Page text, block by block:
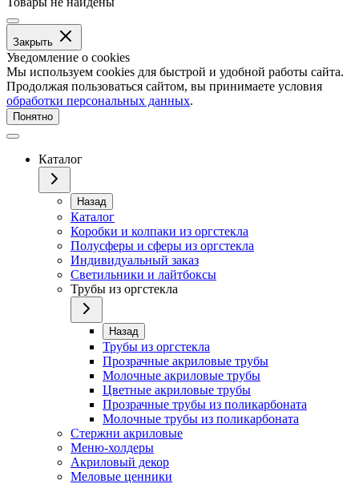
Закрыть
Уведомление о cookies
Мы используем cookies для быстрой и удобной работы сайта.
Продолжая пользоваться сайтом, вы принимаете условия
обработки персональных данных.
Понятно
Каталог
Назад
Каталог
Коробки и колпаки из оргстекла
Полусферы и сферы из оргстекла
Индивидуальный заказ
Светильники и лайтбоксы
Трубы из оргстекла
Назад
Трубы из оргстекла
Прозрачные акриловые трубы
Молочные акриловые трубы
Цветные акриловые трубы
Прозрачные трубы из поликарбоната
Молочные трубы из поликарбоната
Стержни акриловые
Меню-холдеры
Акриловый декор
Меловые ценники